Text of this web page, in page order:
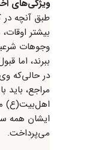
ویژگی‌های
طبق آنچه در
وجوهات
ببرند، اما
در حالی‌که
مراجع،
اهل‌بیت(ع)
ایشان همه
می‌پرداخت.